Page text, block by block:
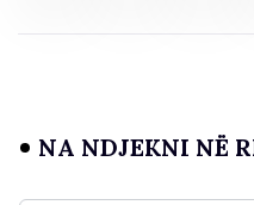
NA NDJEKNI NË